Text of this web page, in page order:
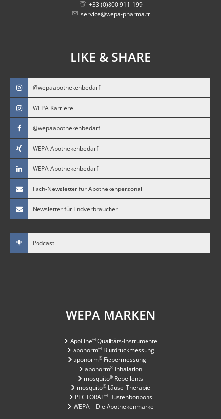
+33 (0)800 911-199
service@wepa-pharma.fr
LIKE & SHARE
@wepaapothekenbedarf
WEPA Karriere
@wepaapothekenbedarf
WEPA Apothekenbedarf
WEPA Apothekenbedarf
Fach-Newsletter für Apothekenpersonal
Newsletter für Endverbraucher
Podcast
WEPA MARKEN
ApoLine®Qualitäts-Instrumente
aponorm®Blutdruckmessung
aponorm® Fiebermessung
aponorm® Inhalation
mosquito® Repellents
mosquito®Läuse-Therapie
PECTORAL®Hustenbonbons
WEPA – Die Apothekenmarke